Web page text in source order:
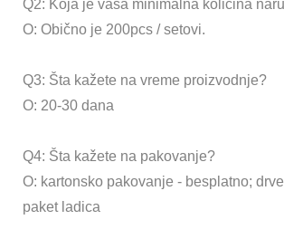
Q2: Koja je vaša minimalna količina
O: Obično je 200pcs / setovi.
Q3: Šta kažete na vreme proizvodnje?
O: 20-30 dana
Q4: Šta kažete na pakovanje?
O: kartonsko pakovanje - besplatno;
paket ladica